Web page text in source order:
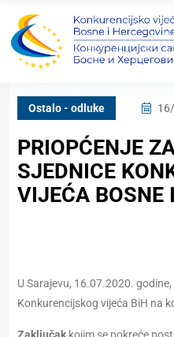
Ostalo - odluke
PRIOPĆENJE
SJEDNICE
VIJEĆA BOSNE
U Sarajevu, 16.07.2020.
Konkurencijskog vijeća BiH na